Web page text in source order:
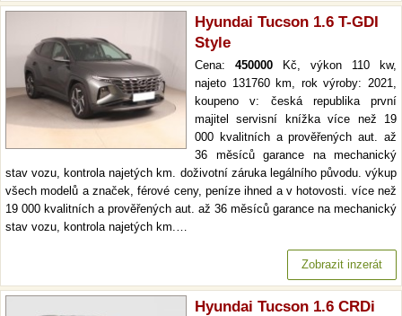
Hyundai Tucson 1.6 T-GDI
Style
Cena: 450000 Kč, výkon 110 kw,
najeto 131760 km, rok výroby: 2021,
koupeno v: česká republika první
majitel servisní knížka více než 19
000 kvalitních a prověřených aut. až
36 měsíců garance na mechanický
stav vozu, kontrola najetých km. doživotní záruka legálního původu. výkup
všech modelů a značek, férové ceny, peníze ihned a v hotovosti. více než
19 000 kvalitních a prověřených aut. až 36 měsíců garance na mechanický
stav vozu, kontrola najetých km.…
Zobrazit inzerát
Hyundai Tucson 1.6 CRDi